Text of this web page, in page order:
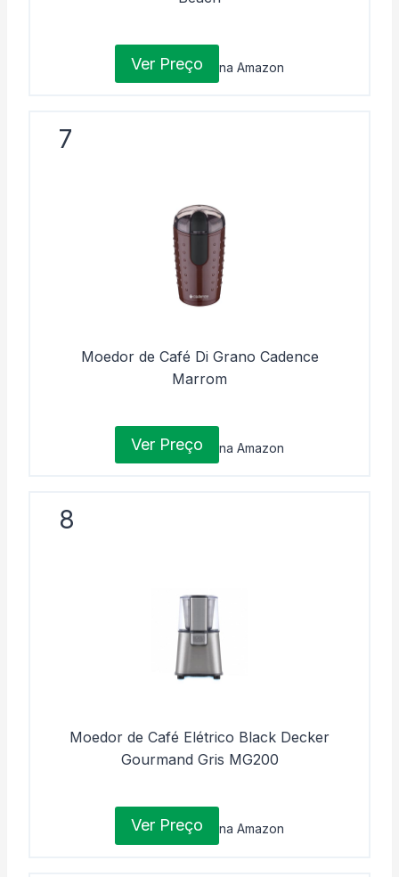
Ver Preço na Amazon
7
Moedor de Café Di Grano Cadence
Marrom
Ver Preço na Amazon
8
Moedor de Café Elétrico Black Decker
Gourmand Gris MG200
Ver Preço na Amazon